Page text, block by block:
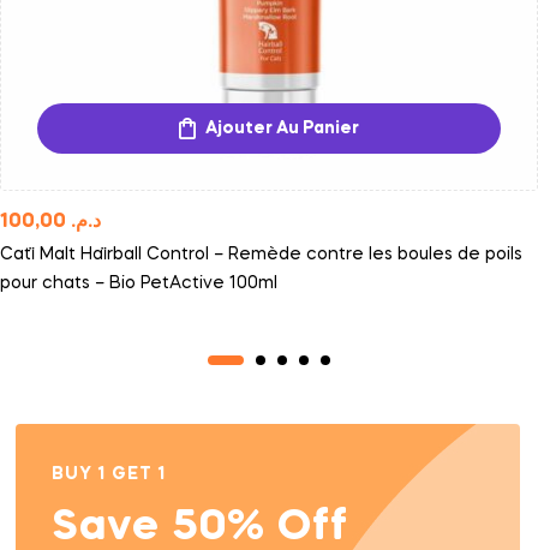
Ajouter Au Panier
د.م.
Cati̇ Malt Hai̇rball Control – Remède contre les boules de poils
pour chats – Bio PetActive 100ml
BUY 1 GET 1
Save 50% Off